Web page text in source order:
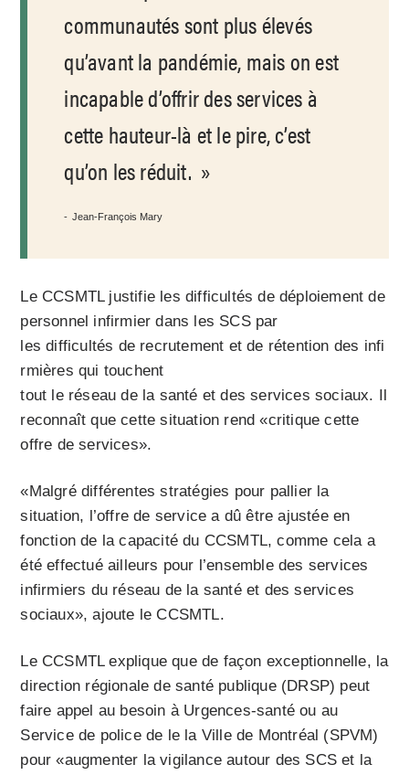
communautés sont plus élevés
qu’avant la pandémie, mais on est
incapable d’offrir des services à
cette hauteur-là et le pire, c’est
qu’on les réduit.
Jean-François Mary
Le CCSMTL justifie les difficultés de déploiement de
personnel infirmier dans les SCS par
les difficultés de recrutement et de rétention des infi
rmières qui touchent
tout le réseau de la santé et des services sociaux. Il
reconnaît que cette situation rend «critique cette
offre de services».
«Malgré différentes stratégies pour pallier la
situation, l’offre de service a dû être ajustée en
fonction de la capacité du CCSMTL, comme cela a
été effectué ailleurs pour l’ensemble des services
infirmiers du réseau de la santé et des services
sociaux», ajoute le CCSMTL.
Le CCSMTL explique que de façon exceptionnelle, la
direction régionale de santé publique (DRSP) peut
faire appel au besoin à Urgences-santé ou au
Service de police de le la Ville de Montréal (SPVM)
pour «augmenter la vigilance autour des SCS et la